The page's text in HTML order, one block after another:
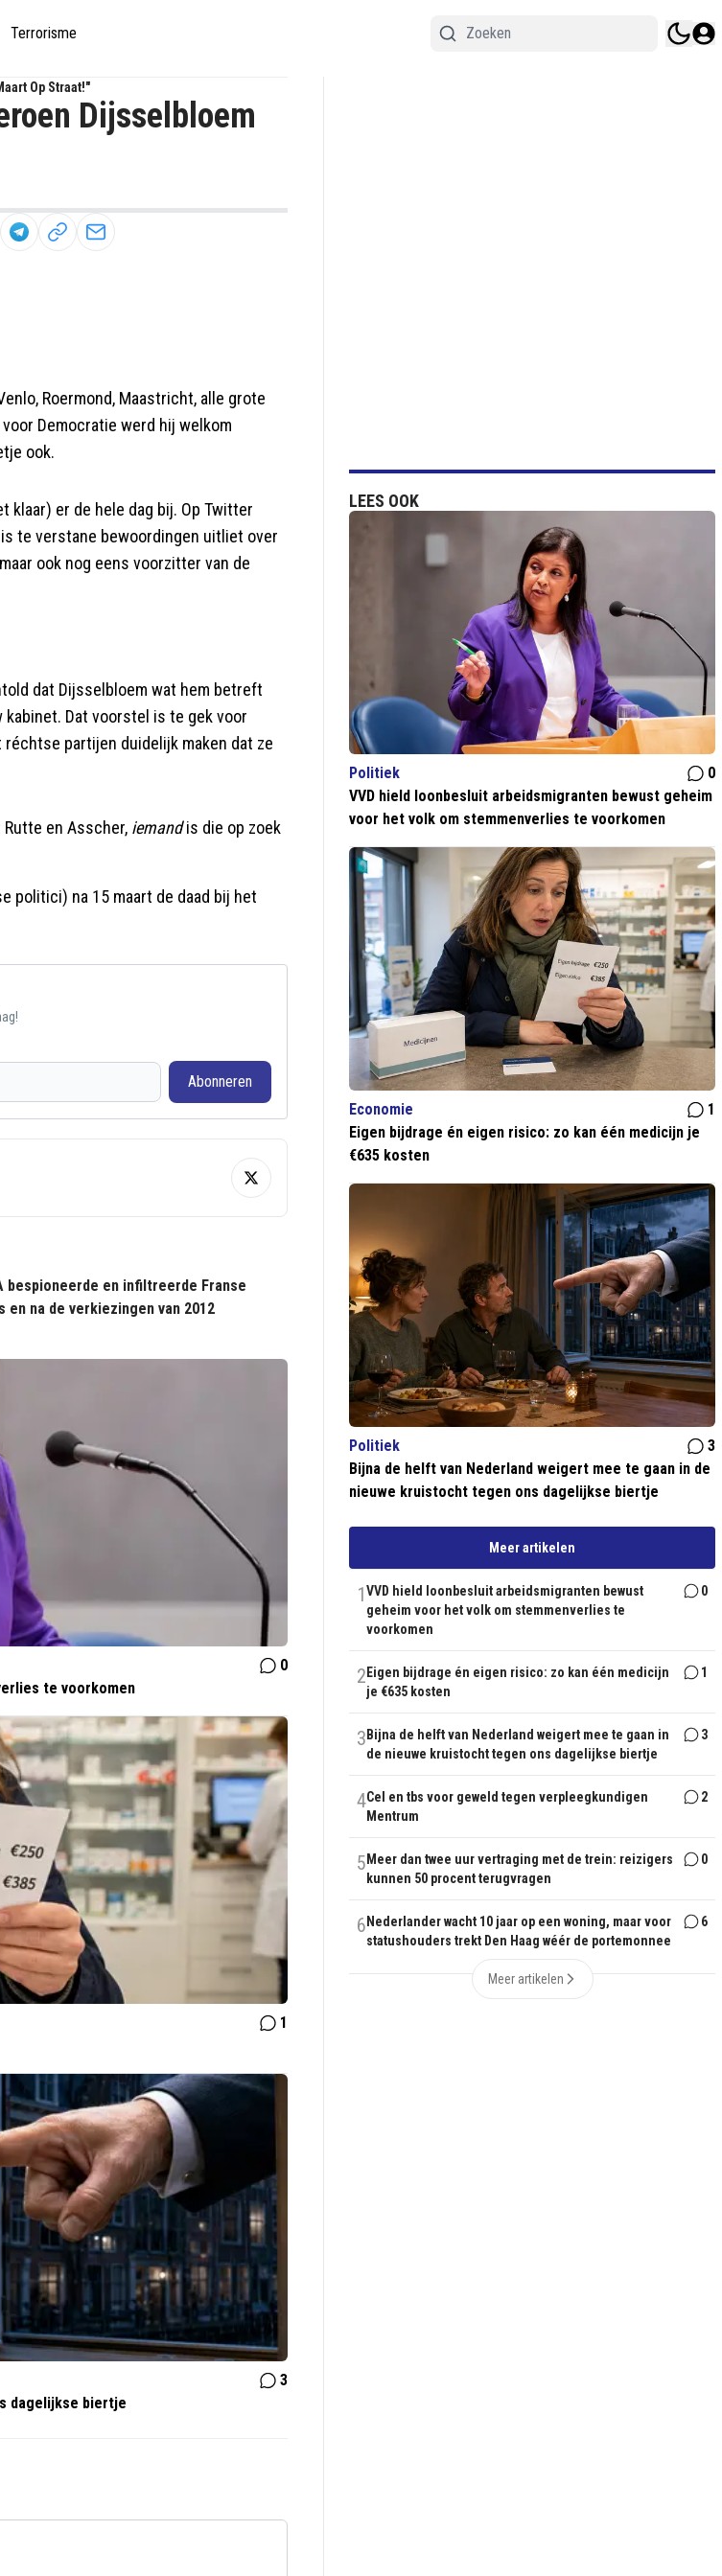
Terrorisme
Op Straat!"
Dijsselbloem
Roermond, Maastricht, alle grote
Democratie werd hij welkom
ook.
klaar) er de hele dag bij. Op Twitter
te verstane bewoordingen uitliet over
ook nog eens voorzitter van de
dat Dijsselbloem wat hem betreft
kabinet. Dat voorstel is te gek voor
partijen duidelijk maken dat ze
en Asscher, iemandis die op zoek
politici) na 15 maart de daad bij het
Abonneren
bespioneerde en infiltreerde Franse
en na de verkiezingen van 2012
0
te voorkomen
1
3
dagelijkse biertje
LEES OOK
Politiek
0
VVD hield loonbesluit arbeidsmigranten bewust geheim
voor het volk om stemmenverlies te voorkomen
Economie
1
Eigen bijdrage én eigen risico: zo kan één medicijn je
€635 kosten
Politiek
3
Bijna de helft van Nederland weigert mee te gaan in de
nieuwe kruistocht tegen ons dagelijkse biertje
Meer artikelen
1VVD hield loonbesluit arbeidsmigranten bewust
geheim voor het volk om stemmenverlies te
voorkomen
0
2 Eigen bijdrage én eigen risico: zo kan één medicijn
je €635 kosten
1
3 Bijna de helft van Nederland weigert mee te gaan in
de nieuwe kruistocht tegen ons dagelijkse biertje
3
4Cel en tbs voor geweld tegen verpleegkundigen
Mentrum
2
5 Meer dan twee uur vertraging met de trein: reizigers
kunnen 50 procent terugvragen
0
6 Nederlander wacht 10 jaar op een woning, maar voor
statushouders trekt Den Haag wéér de portemonnee
6
Meer artikelen